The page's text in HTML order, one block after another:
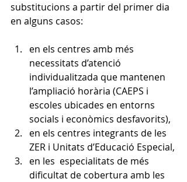
substitucions a partir del primer dia
en alguns casos:
en els centres amb més
necessitats d’atenció
individualitzada que mantenen
l’ampliació horària (CAEPS i
escoles ubicades en entorns
socials i econòmics desfavorits),
en els centres integrants de les
ZER i Unitats d’Educació Especial,
en les  especialitats de més
dificultat de cobertura amb les